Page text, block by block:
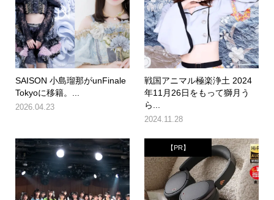
SAISON 小島瑠那がunFinale
Tokyoに移籍。...
2026.04.23
戦国アニマル極楽浄土 2024
年11月26日をもって獅月う
ら...
2024.11.28
【PR】